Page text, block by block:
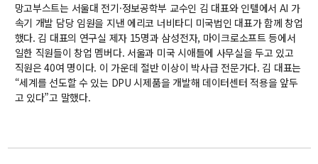
소개
공지사항
보유도서
커뮤니티
망고부스트는 서울대 전기·정보공학부 교수인 김 대표와 인텔에서 AI 가
속기 개발 담당 임원을 지낸 에리코 너비타디 미국법인 대표가 함께 창업
했다. 김 대표의 연구실 제자 15명과 삼성전자, 마이크로소프트 등에서
일한 직원들이 창업 멤버다. 서울과 미국 시애틀에 사무실을 두고 있고
직원은 40여 명이다. 이 가운데 절반 이상이 박사급 전문가다. 김 대표는
“세계를 선도할 수 있는 DPU 시제품을 개발해 데이터센터 적용을 앞두
고 있다”고 말했다.